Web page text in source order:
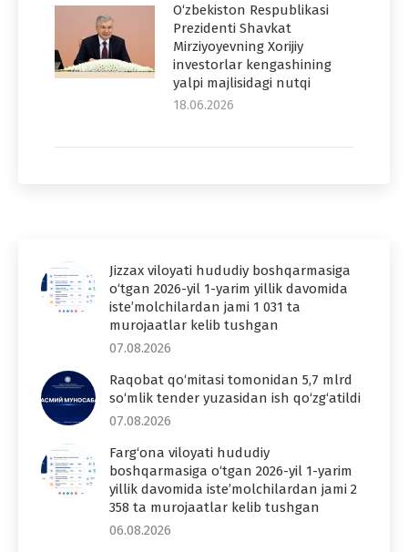
O‘zbekiston Respublikasi
Prezidenti Shavkat
Mirziyoyevning Xorijiy
investorlar kengashining
yalpi majlisidagi nutqi
18.06.2026
Jizzax viloyati hududiy boshqarmasiga
o‘tgan 2026-yil 1-yarim yillik davomida
iste’molchilardan jami 1 031 ta
murojaatlar kelib tushgan
07.08.2026
Raqobat qo‘mitasi tomonidan 5,7 mlrd
so‘mlik tender yuzasidan ish qo‘zg‘atildi
07.08.2026
Farg‘ona viloyati hududiy
boshqarmasiga o‘tgan 2026-yil 1-yarim
yillik davomida iste’molchilardan jami 2
358 ta murojaatlar kelib tushgan
06.08.2026